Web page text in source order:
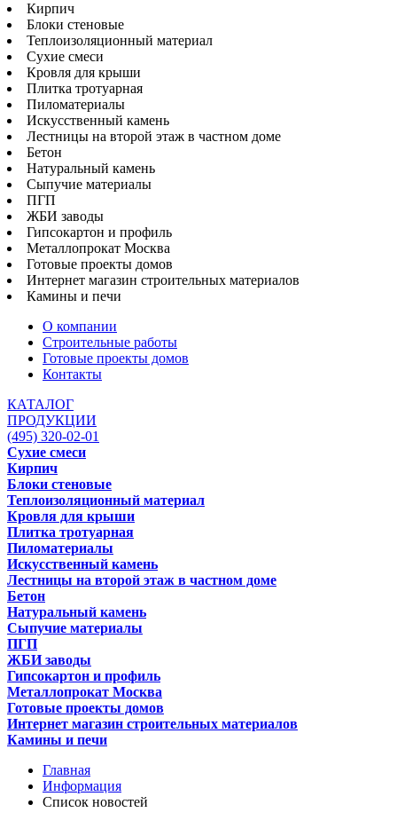
Кирпич
Блоки стеновые
Теплоизоляционный материал
Сухие смеси
Кровля для крыши
Плитка тротуарная
Пиломатериалы
Искусственный камень
Лестницы на второй этаж в частном доме
Бетон
Натуральный камень
Сыпучие материалы
ПГП
ЖБИ заводы
Гипсокартон и профиль
Металлопрокат Москва
Готовые проекты домов
Интернет магазин строительных материалов
Камины и печи
О компании
Строительные работы
Готовые проекты домов
Контакты
КАТАЛОГ
ПРОДУКЦИИ
(495) 320-02-01
Сухие смеси
Кирпич
Блоки стеновые
Теплоизоляционный материал
Кровля для крыши
Плитка тротуарная
Пиломатериалы
Искусственный камень
Лестницы на второй этаж в частном доме
Бетон
Натуральный камень
Сыпучие материалы
ПГП
ЖБИ заводы
Гипсокартон и профиль
Металлопрокат Москва
Готовые проекты домов
Интернет магазин строительных материалов
Камины и печи
Главная
Информация
Список новостей